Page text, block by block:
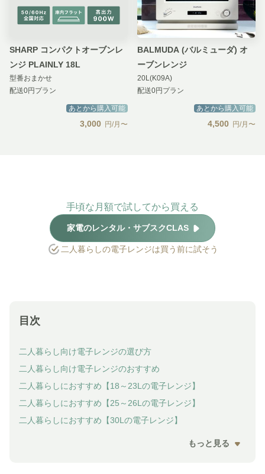
SHARP コンパクトオーブンレ
ンジ PLAINLY 18L
型番おまかせ
配送0円プラン
あとから購入可能
3,000 円/月〜
BALMUDA (バルミューダ) オ
ーブンレンジ
20L(K09A)
配送0円プラン
あとから購入可能
4,500 円/月〜
手頃な月額で試してから買える
家電のレンタル・サブスクCLAS
二人暮らしの電子レンジは買う前に試そう
目次
二人暮らし向け電子レンジの選び方
二人暮らし向け電子レンジのおすすめ
二人暮らしにおすすめ【18～23Lの電子レンジ】
二人暮らしにおすすめ【25～26Lの電子レンジ】
二人暮らしにおすすめ【30Lの電子レンジ】
もっと見る